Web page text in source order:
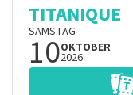
TITANIQUE
SAMSTAG
10OKTOBER
2026